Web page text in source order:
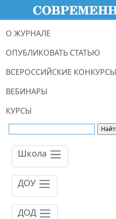
О ЖУРНАЛЕ
ОПУБЛИКОВАТЬ СТАТЬЮ
ВСЕРОССИЙСКИЕ КОНКУРСЫ
ВЕБИНАРЫ
КУРСЫ
Школа
ДОУ
ДОД